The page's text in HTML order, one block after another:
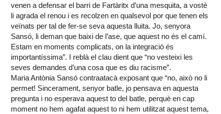
venen a defensar el barri de Fartàritx d’una mesquita, a vostè
li agrada el renou i es recolzen en qualsevol por que tenen els
veïnats per tal de fer-se seva aquesta lluita. Jo, senyora
Sansó, li deman que baixi de l’ase, que aquest no és el camí.
Estam en moments complicats, on la integració és
importantíssima”. I reblà el clau dient que “no vesteixi les
seves demandes d’una cosa que es diu racisme”.
Maria Antònia Sansó contraatacà exposant que “no, això no li
permet! Sincerament, senyor batle, jo pensava en aquesta
pregunta i no esperava aquest to del batle, perquè en cap
moment no hem agafat aquest to ni hem utilitzat aquest tema,